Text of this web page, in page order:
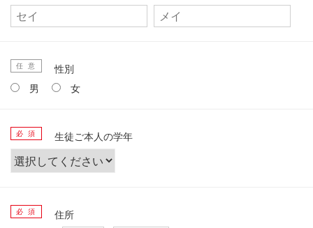
性別
任 意
男 女
生徒ご本人の学年
必 須
住所
必 須